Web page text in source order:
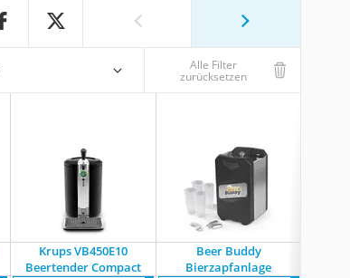
Alle Filter
zurücksetzen
Krups VB450E10
Beertender Compact
Beer Buddy
Bierzapfanlage